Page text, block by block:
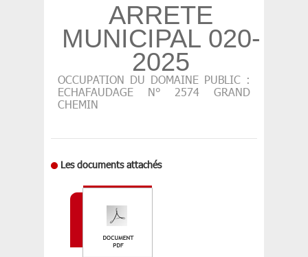
ARRETE
MUNICIPAL 020-
2025
OCCUPATION DU DOMAINE PUBLIC :
ECHAFAUDAGE N° 2574 GRAND
CHEMIN
Les documents attachés